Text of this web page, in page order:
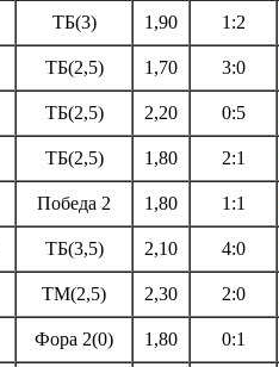
ТБ(3) 1,90 1:2
ТБ(2,5) 1,70 3:0
ТБ(2,5) 2,20 0:5
ТБ(2,5) 1,80 2:1
Победа 2 1,80 1:1
ТБ(3,5) 2,10 4:0
ТМ(2,5) 2,30 2:0
Фора 2(0) 1,80 0:1